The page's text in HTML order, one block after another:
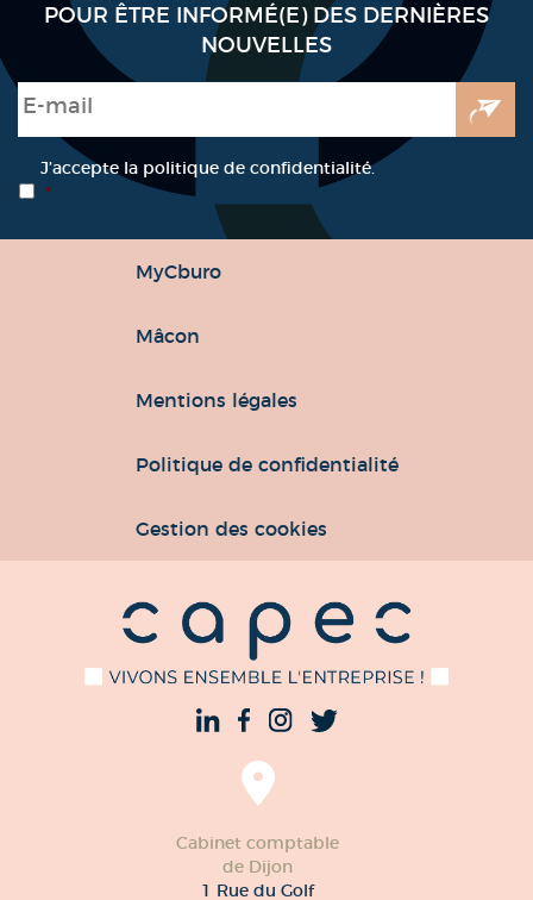
POUR ÊTRE INFORMÉ(E) DES DERNIÈRES
NOUVELLES
E-mail
RGPD *
J’accepte la politique de confidentialité.
*
MyCburo
Mâcon
Mentions légales
Politique de confidentialité
Gestion des cookies
Cabinet comptable
de Dijon
1 Rue du Golf